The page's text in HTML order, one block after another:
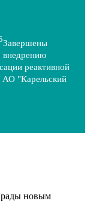
Завершены
внедрению
реактивной
АО "Карельский
рады новым